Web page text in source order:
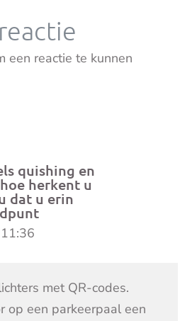
een reactie te kunnen
quishing en
herkent u
dat u erin
met QR-codes.
op een parkeerpaal een